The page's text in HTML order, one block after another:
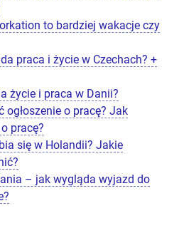
to bardziej wakacje czy
praca i życie w Czechach? +
życie i praca w Danii?
o pracę? Jak
pracę?
się w Holandii? Jakie
– jak wygląda wyjazd do